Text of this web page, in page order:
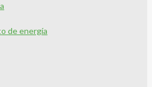
de energía